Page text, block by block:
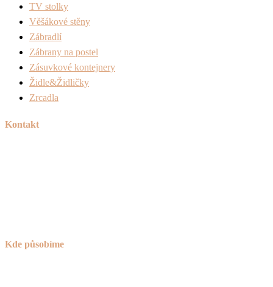
TV stolky
Věšákové stěny
Zábradlí
Zábrany na postel
Zásuvkové kontejnery
Židle&Židličky
Zrcadla
Kontakt
Kde působíme